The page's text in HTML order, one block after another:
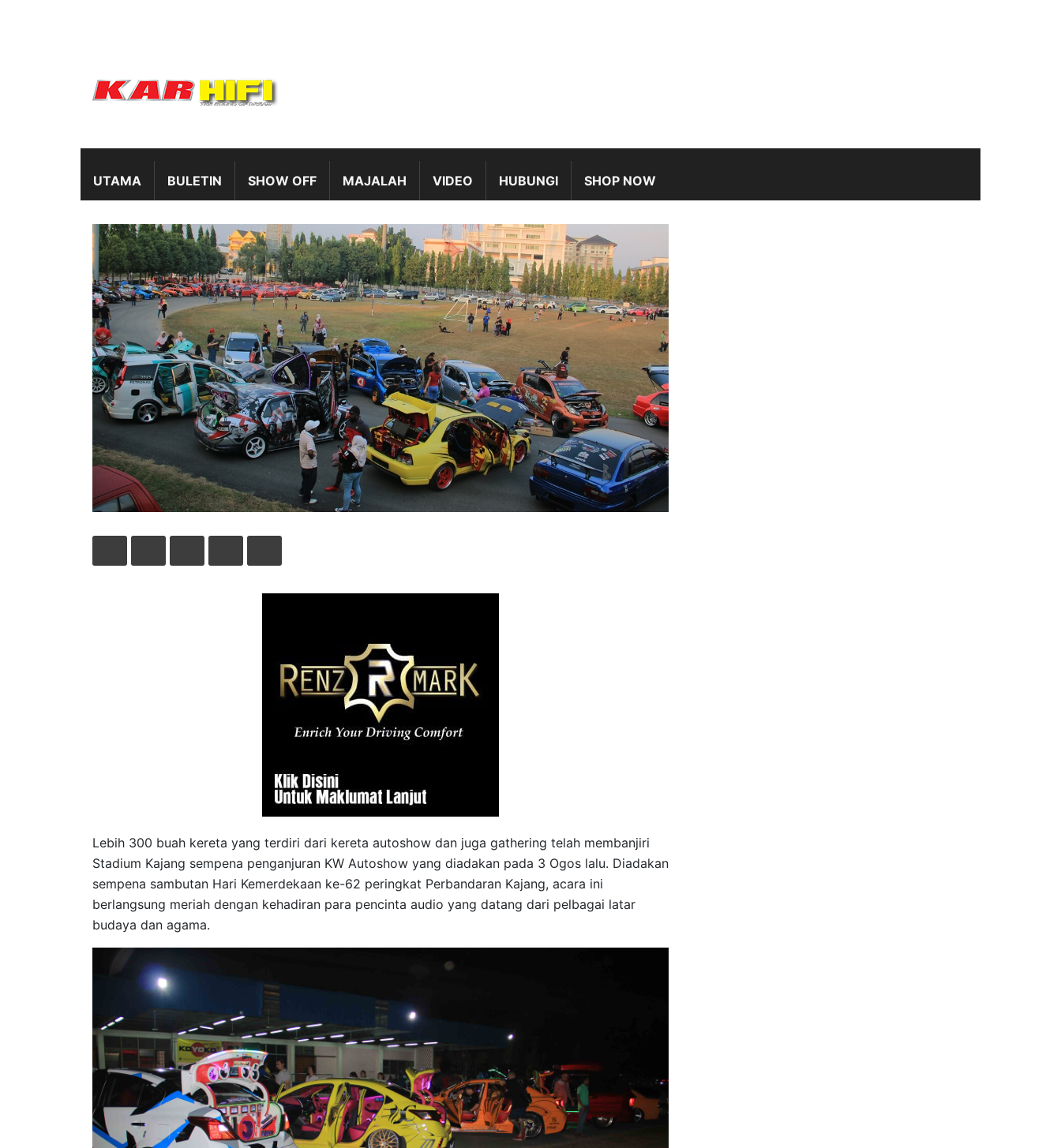
UTAMA BULETIN SHOW OFF MAJALAH VIDEO HUBUNGI SHOP NOW
Lebih 300 buah kereta yang terdiri dari kereta autoshow dan juga gathering telah membanjiri
Stadium Kajang sempena penganjuran KW Autoshow yang diadakan pada 3 Ogos lalu. Diadakan
sempena sambutan Hari Kemerdekaan ke-62 peringkat Perbandaran Kajang, acara ini
berlangsung meriah dengan kehadiran para pencinta audio yang datang dari pelbagai latar
budaya dan agama.